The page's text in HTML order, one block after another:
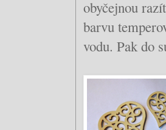
obyčejnou
barvu
vodu. Pak do